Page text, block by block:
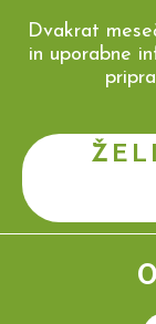
Dvakrat
in uporabne